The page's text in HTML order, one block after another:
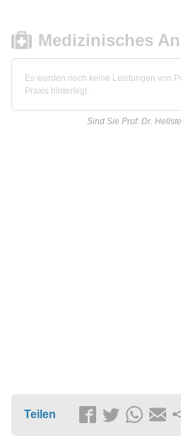
Medizinisches
Es wurden noch keine Leistungen von
Praxis hinterlegt.
Sind Sie Prof. Dr.
Teilen